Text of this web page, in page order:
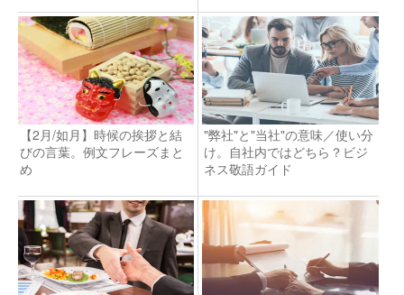
【2月/如月】時候の挨拶と結
びの言葉。例文フレーズまと
め
"弊社"と"当社"の意味／使い分
け。自社内ではどちら？ビジ
ネス敬語ガイド